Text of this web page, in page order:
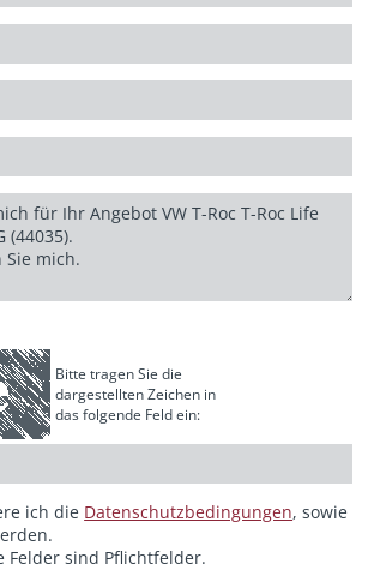
Bitte tragen Sie die
dargestellten Zeichen in
das folgende Feld ein:
ich die Datenschutzbedingungen, sowie
Felder sind Pflichtfelder.